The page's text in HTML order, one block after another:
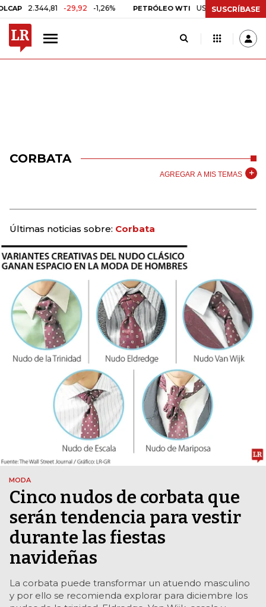
2.344,81 -29,92 -1,26% PETRÓLEO WTI US$ 75,09 -US$ 0,24
SUSCRÍBASE
CORBATA
AGREGAR A MIS TEMAS
Últimas noticias sobre: Corbata
MODA
Cinco nudos de corbata que
serán tendencia para vestir
durante las fiestas
navideñas
La corbata puede transformar un atuendo masculino
y por ello se recomienda explorar para diciembre los